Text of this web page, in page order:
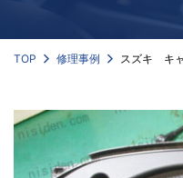
TOP 修理事例 スズキ キ